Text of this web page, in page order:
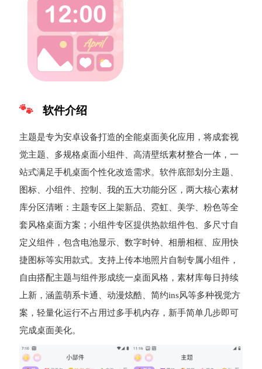
软件介绍
主题是专为安卓设备打造的全能桌面美化应用，将成套视
觉主题、多规格桌面小组件、高清壁纸素材整合一体，一
站式满足手机桌面个性化改造需求。软件底部划分主题、
图标、小组件、控制、我的五大功能分区，两大核心素材
库分区清晰：主题专区上架新品、霓虹、美学、粉色等全
套风格桌面方案；小组件专区提供热款组件包、多尺寸自
定义组件，包含电池显示、数字时钟、相册相框、应用快
捷图标等实用款式。支持上传本地照片自制专属小组件，
自由搭配主题与组件形成统一桌面风格，素材库每日持续
上新，涵盖萌系卡通、动漫炫酷、简约ins风等多种视觉方
案，轻量化运行不占用过多手机内存，新手简单几步即可
完成桌面美化。